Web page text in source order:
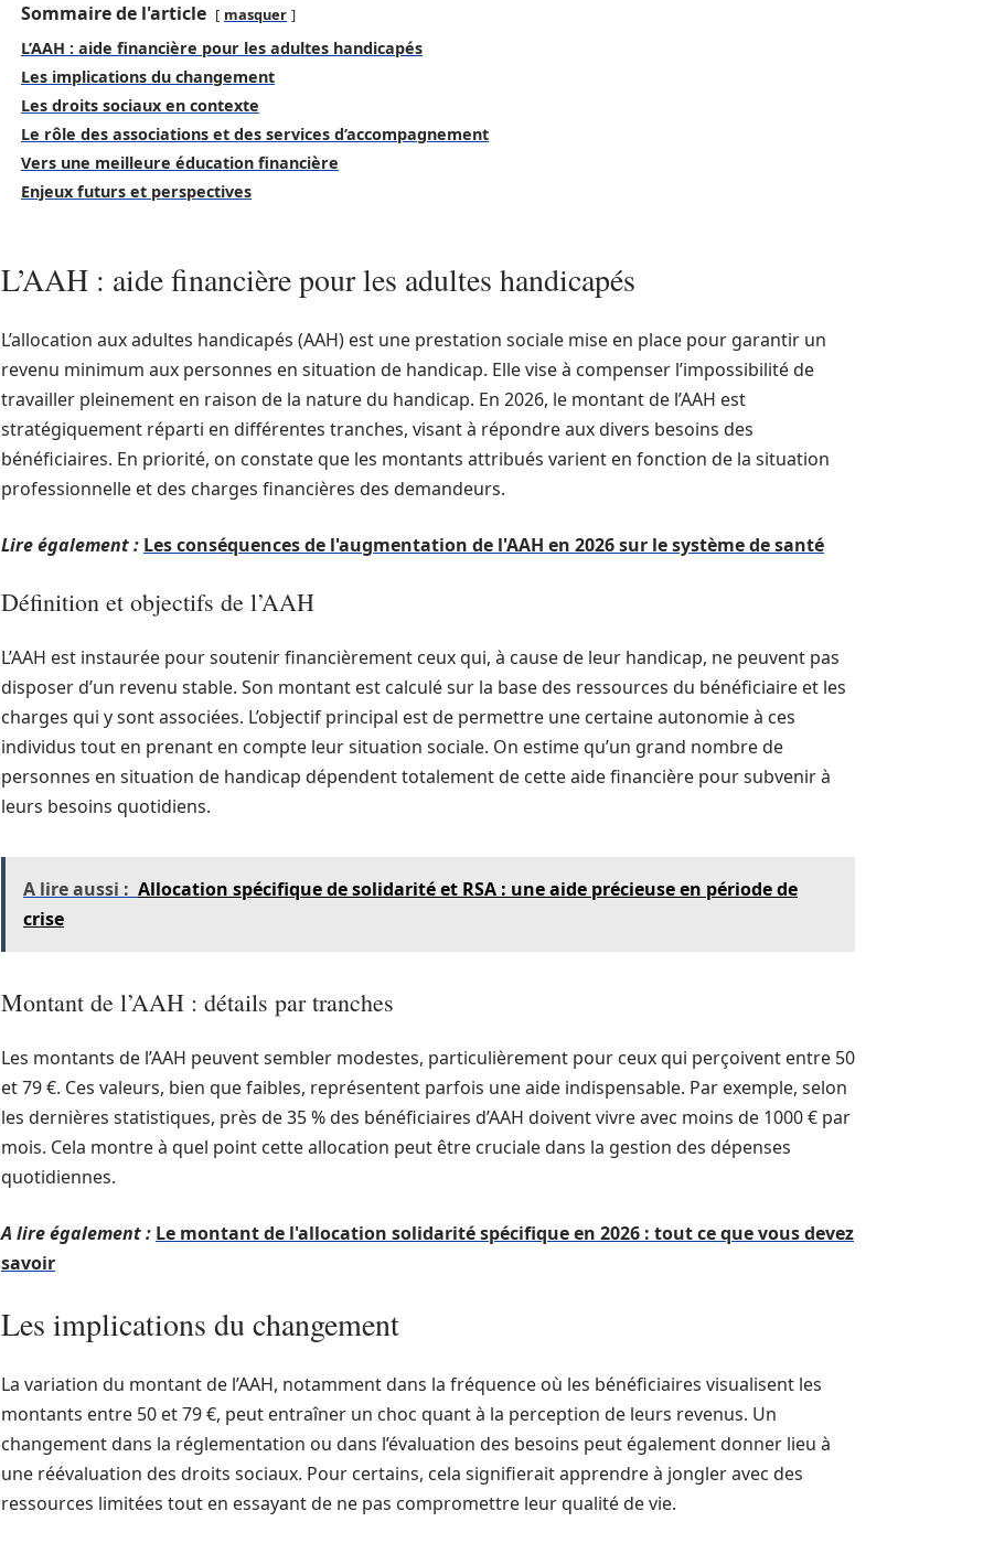
Sommaire de l'article masquer
L’AAH : aide financière pour les adultes handicapés
Les implications du changement
Les droits sociaux en contexte
Le rôle des associations et des services d’accompagnement
Vers une meilleure éducation financière
Enjeux futurs et perspectives
L’AAH : aide financière pour les adultes handicapés
L’allocation aux adultes handicapés (AAH) est une prestation sociale mise en place pour garantir un
revenu minimum aux personnes en situation de handicap. Elle vise à compenser l’impossibilité de
travailler pleinement en raison de la nature du handicap. En 2026, le montant de l’AAH est
stratégiquement réparti en différentes tranches, visant à répondre aux divers besoins des
bénéficiaires. En priorité, on constate que les montants attribués varient en fonction de la situation
professionnelle et des charges financières des demandeurs.
Lire également : Les conséquences de l'augmentation de l'AAH en 2026 sur le système de santé
Définition et objectifs de l’AAH
L’AAH est instaurée pour soutenir financièrement ceux qui, à cause de leur handicap, ne peuvent pas
disposer d’un revenu stable. Son montant est calculé sur la base des ressources du bénéficiaire et les
charges qui y sont associées. L’objectif principal est de permettre une certaine autonomie à ces
individus tout en prenant en compte leur situation sociale. On estime qu’un grand nombre de
personnes en situation de handicap dépendent totalement de cette aide financière pour subvenir à
leurs besoins quotidiens.
A lire aussi : Allocation spécifique de solidarité et RSA : une aide précieuse en période de
crise
Montant de l’AAH : détails par tranches
Les montants de l’AAH peuvent sembler modestes, particulièrement pour ceux qui perçoivent entre 50
et 79 €. Ces valeurs, bien que faibles, représentent parfois une aide indispensable. Par exemple, selon
les dernières statistiques, près de 35 % des bénéficiaires d’AAH doivent vivre avec moins de 1000 € par
mois. Cela montre à quel point cette allocation peut être cruciale dans la gestion des dépenses
quotidiennes.
A lire également : Le montant de l'allocation solidarité spécifique en 2026 : tout ce que vous devez
savoir
Les implications du changement
La variation du montant de l’AAH, notamment dans la fréquence où les bénéficiaires visualisent les
montants entre 50 et 79 €, peut entraîner un choc quant à la perception de leurs revenus. Un
changement dans la réglementation ou dans l’évaluation des besoins peut également donner lieu à
une réévaluation des droits sociaux. Pour certains, cela signifierait apprendre à jongler avec des
ressources limitées tout en essayant de ne pas compromettre leur qualité de vie.